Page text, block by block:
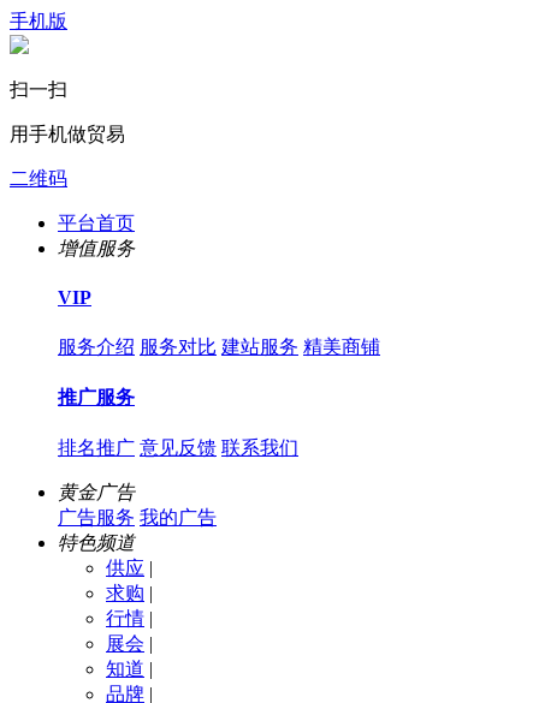
手机版
扫一扫
用手机做贸易
二维码
平台首页
增值服务
VIP
服务介绍 服务对比 建站服务 精美商铺
推广服务
排名推广 意见反馈 联系我们
黄金广告
广告服务 我的广告
特色频道
供应 |
求购 |
行情 |
展会 |
知道 |
品牌 |